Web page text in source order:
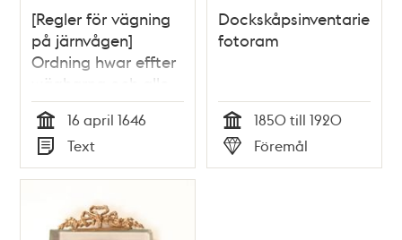
[Regler för vägning
på järnvågen]
Ordning hwar effter
wägharna och alle
andra som
wederbör hafwa
sigh at effterrätta.
Tid
16 april 1646
Typ
Text
Dockskåpsinventarie;
fotoram
Tid
1850 till 1920
Typ
Föremål